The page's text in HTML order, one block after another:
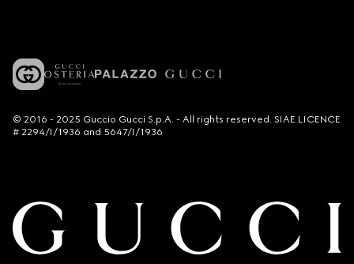
© 2016 - 2025 Guccio Gucci S.p.A. - All rights reserved. SIAE LICENCE
# 2294/I/1936 and 5647/I/1936